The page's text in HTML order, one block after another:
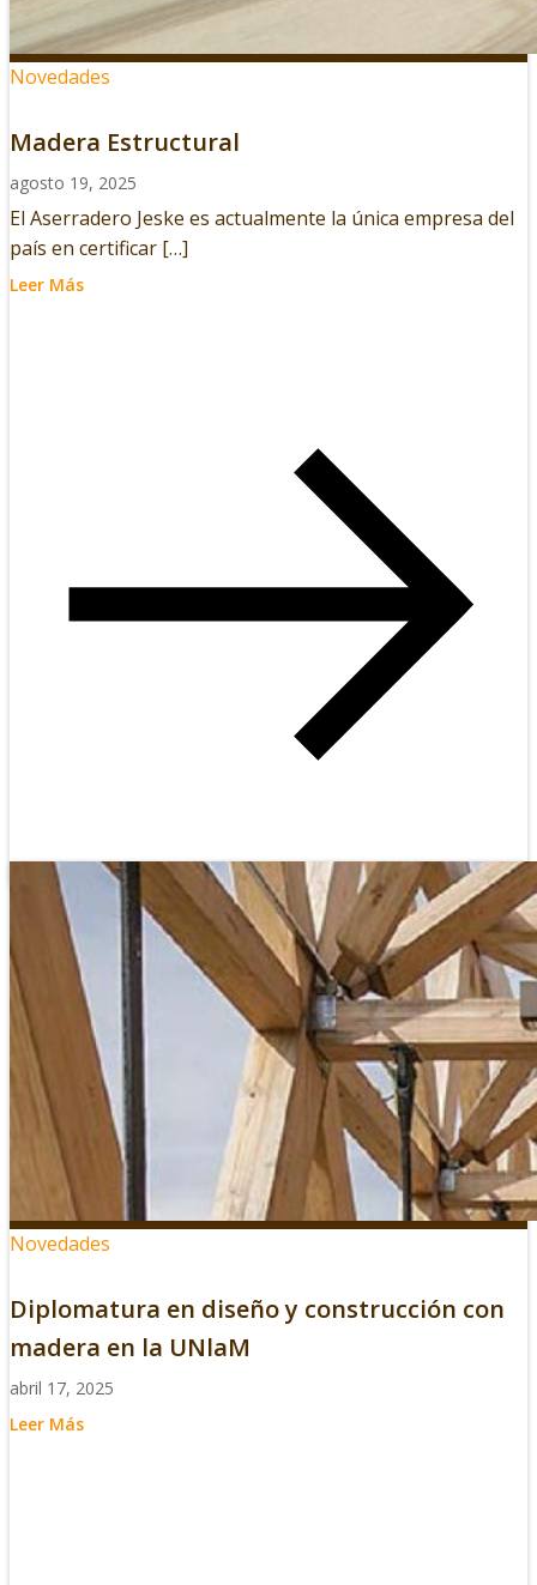
Novedades
Madera Estructural
agosto 19, 2025
El Aserradero Jeske es actualmente la única empresa del
país en certificar […]
Leer Más
Novedades
Diplomatura en diseño y construcción con
madera en la UNlaM
abril 17, 2025
Leer Más